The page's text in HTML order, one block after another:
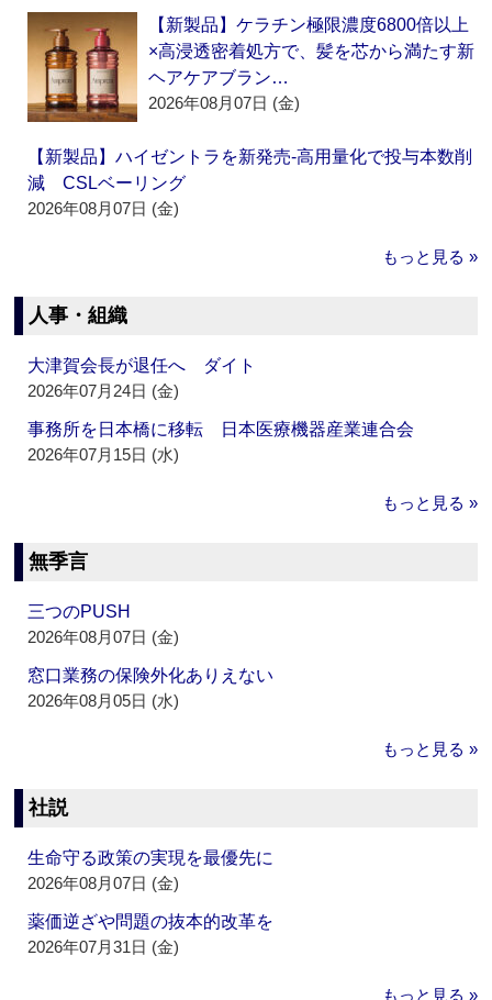
【新製品】ケラチン極限濃度6800倍以上
×高浸透密着処方で、髪を芯から満たす新
ヘアケアブラン…
2026年08月07日 (金)
【新製品】ハイゼントラを新発売‐高用量化で投与本数削
減 CSLベーリング
2026年08月07日 (金)
もっと見る »
人事・組織
大津賀会長が退任へ ダイト
2026年07月24日 (金)
事務所を日本橋に移転 日本医療機器産業連合会
2026年07月15日 (水)
もっと見る »
無季言
三つのPUSH
2026年08月07日 (金)
窓口業務の保険外化ありえない
2026年08月05日 (水)
もっと見る »
社説
生命守る政策の実現を最優先に
2026年08月07日 (金)
薬価逆ざや問題の抜本的改革を
2026年07月31日 (金)
もっと見る »